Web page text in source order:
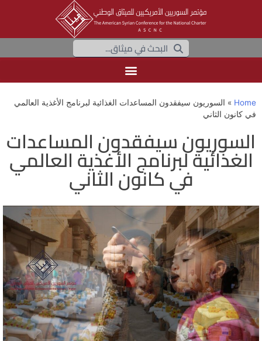
Home
» السوريون سيفقدون المساعدات الغذائية لبرنامج الأغذية العالمي
في كانون الثاني
السوريون سيفقدون المساعدات
الغذائية لبرنامج الأغذية العالمي
في كانون الثاني